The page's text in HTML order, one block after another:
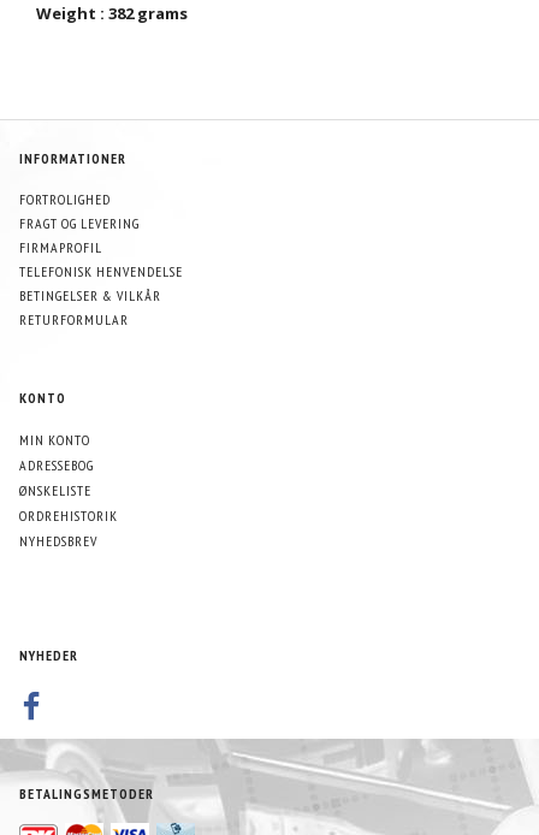
Weight : 382 grams
INFORMATIONER
FORTROLIGHED
FRAGT OG LEVERING
FIRMAPROFIL
TELEFONISK HENVENDELSE
BETINGELSER & VILKÅR
RETURFORMULAR
KONTO
MIN KONTO
ADRESSEBOG
ØNSKELISTE
ORDREHISTORIK
NYHEDSBREV
NYHEDER
BETALINGSMETODER